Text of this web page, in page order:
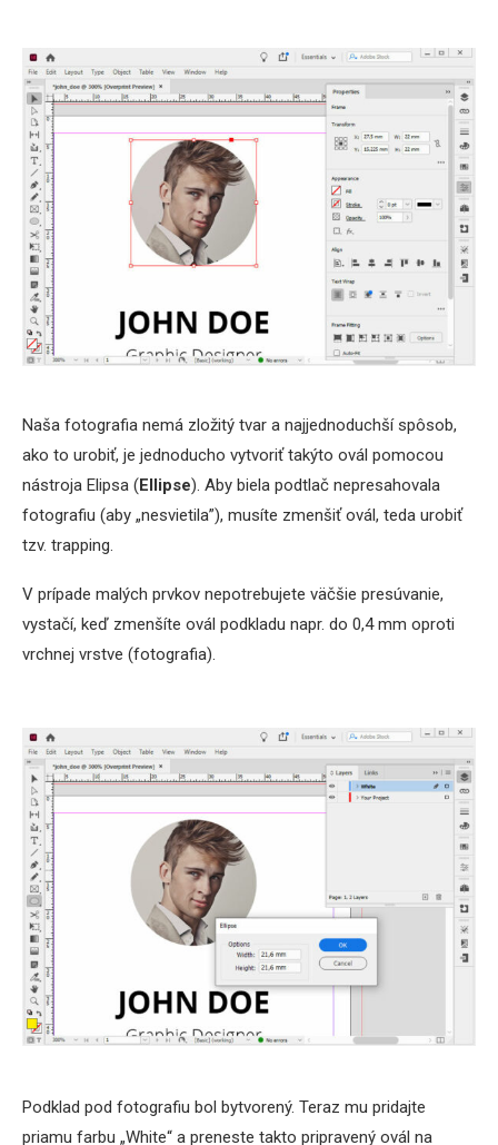
Naša fotografia nemá zložitý tvar a najjednoduchší spôsob,
ako to urobiť, je jednoducho vytvoriť takýto ovál pomocou
nástroja Elipsa (Ellipse). Aby biela podtlač nepresahovala
fotografiu (aby „nesvietila”), musíte zmenšiť ovál, teda urobiť
tzv. trapping.
V prípade malých prvkov nepotrebujete väčšie presúvanie,
vystačí, keď zmenšíte ovál podkladu napr. do 0,4 mm oproti
vrchnej vrstve (fotografia).
Podklad pod fotografiu bol bytvorený. Teraz mu pridajte
priamu farbu „White“ a preneste takto pripravený ovál na